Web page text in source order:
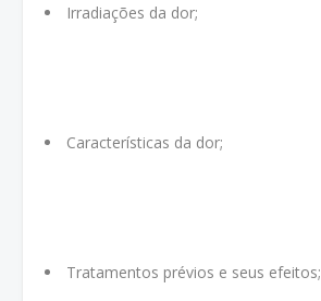
Irradiações da dor;
Características da dor;
Tratamentos prévios e seus efeitos;